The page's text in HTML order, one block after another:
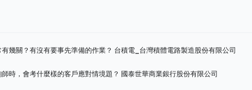
幾關？有沒有要事先準備的作業？ 台積電_台灣積體電路製造股份有限公司
時，會考什麼樣的客戶應對情境題？ 國泰世華商業銀行股份有限公司